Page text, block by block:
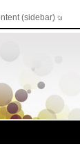
(sidebar)